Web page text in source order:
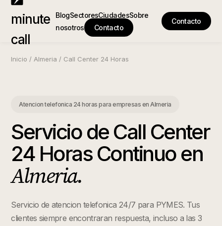
minute
call
BlogSectoresCiudadesSobre
nosotros
Contacto
Contacto
Inicio / Almeria / Call Center 24 Horas
Atencion telefonica 24 horas para empresas enAlmeria
Servicio de Call Center
24 Horas Continuoen
Almeria.
Servicio de atencion telefonica 24/7 para PYMES. Tus
clientes siempre encontraran respuesta, incluso a las 3